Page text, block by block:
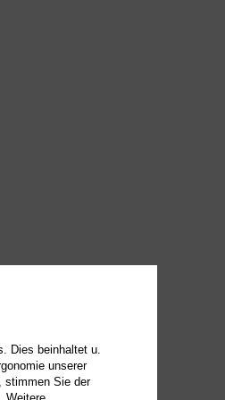
Dies beinhaltet u.
unserer
stimmen Sie der